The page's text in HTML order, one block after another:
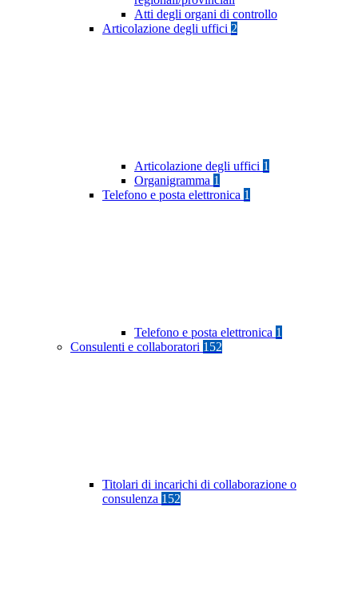
Atti degli organi di controllo
Articolazione degli uffici 2
Articolazione degli uffici 1
Organigramma 1
Telefono e posta elettronica 1
Telefono e posta elettronica 1
Consulenti e collaboratori 152
Titolari di incarichi di collaborazione o
consulenza 152